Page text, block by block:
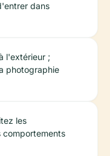
dans
l'extérieur ;
photographie
les
comportements